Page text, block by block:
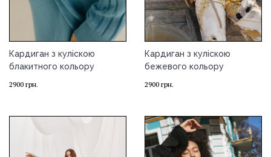
Кардиган з куліскою
блакитного кольору
2900 грн.
Кардиган з куліскою
бежевого кольору
2900 грн.